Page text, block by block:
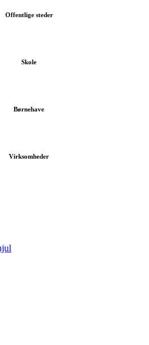
Offentlige steder
Skole
Børnehave
Virksomheder